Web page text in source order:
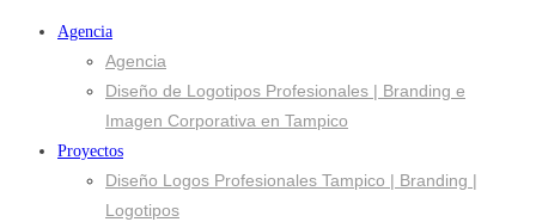
Agencia
Agencia
Diseño de Logotipos Profesionales | Branding e
Imagen Corporativa en Tampico
Proyectos
Diseño Logos Profesionales Tampico | Branding |
Logotipos